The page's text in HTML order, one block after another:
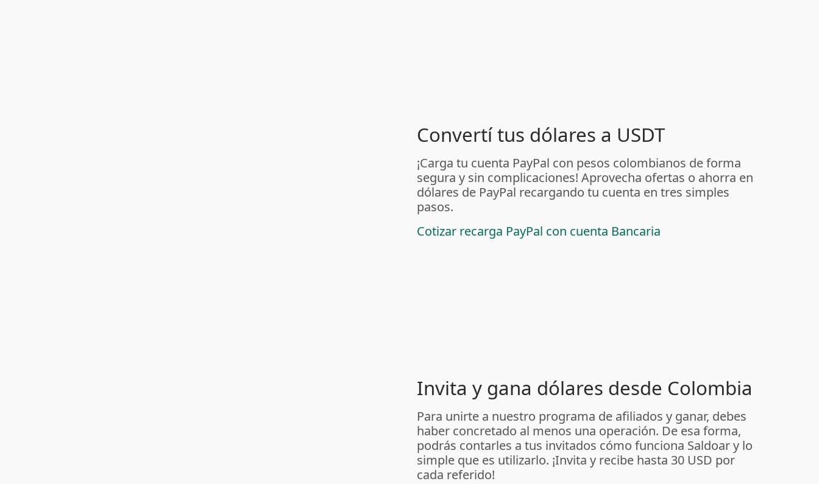
Convertí tus dólares a USDT
¡Carga tu cuenta PayPal con pesos colombianos de forma
segura y sin complicaciones! Aprovecha ofertas o ahorra en
dólares de PayPal recargando tu cuenta en tres simples
pasos.
Cotizar recarga PayPal con cuenta Bancaria
Invita y gana dólares desde Colombia
Para unirte a nuestro programa de afiliados y ganar, debes
haber concretado al menos una operación. De esa forma,
podrás contarles a tus invitados cómo funciona Saldoar y lo
simple que es utilizarlo. ¡Invita y recibe hasta 30 USD por
cada referido!